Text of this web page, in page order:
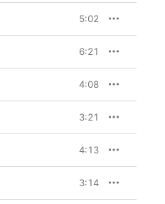
5:02
6:21
4:08
3:21
4:13
3:14